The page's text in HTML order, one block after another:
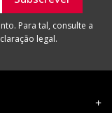
Para tal, consulte a
legal.